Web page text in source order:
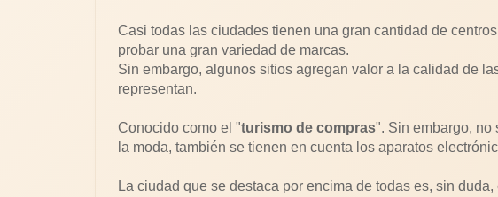
Casi todas las ciudades tienen una gran cantidad de
probar una gran variedad de marcas.
Sin embargo, algunos sitios agregan valor a la calidad de
representan.
Conocido como el "turismo de compras". Sin embargo, no
la moda, también se tienen en cuenta los aparatos
La ciudad que se destaca por encima de todas es, sin duda,